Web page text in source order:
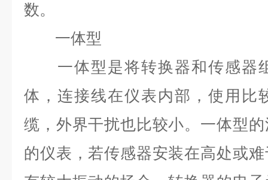
数。
一体型
一体型是将转换器和传感器
体，连接线在仪表内部，使用比
缆，外界干扰也比较小。一体型
的仪表，若传感器安装在高处或